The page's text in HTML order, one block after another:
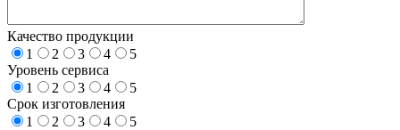
Качество продукции
1
2 3 4
5
Уровень сервиса
1
2 3 4
5
Срок изготовления
1
2 3 4
5